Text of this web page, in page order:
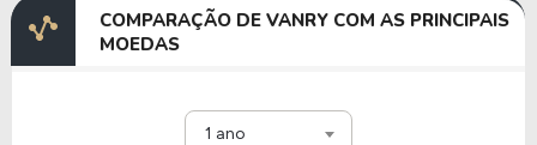
COMPARAÇÃO DE VANRY COM AS PRINCIPAIS
MOEDAS
1 ano